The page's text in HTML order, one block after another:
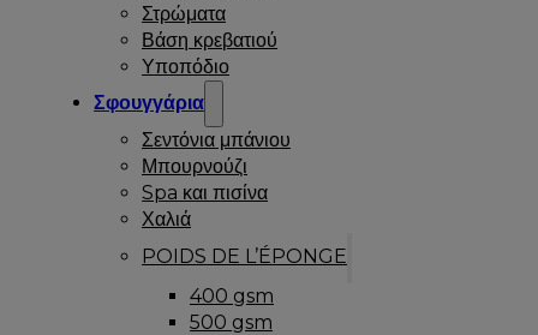
Στρώματα
Βάση κρεβατιού
Υποπόδιο
Σφουγγάρια
Σεντόνια μπάνιου
Μπουρνούζι
Spa και πισίνα
Χαλιά
POIDS DE L’ÉPONGE
400 gsm
500 gsm